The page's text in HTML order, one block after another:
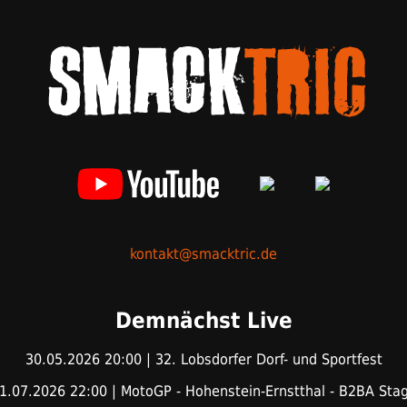
kontakt@smacktric.de
Demnächst Live
30.05.2026 20:00 | 32. Lobsdorfer Dorf- und Sportfest
22:00 | MotoGP - Hohenstein-Ernstthal - B2BA